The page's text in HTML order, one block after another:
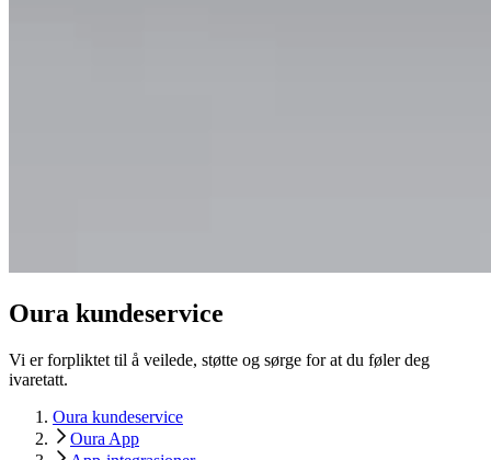
Oura kundeservice
Vi er forpliktet til å veilede, støtte og sørge for at du føler deg
ivaretatt.
Oura kundeservice
Oura App